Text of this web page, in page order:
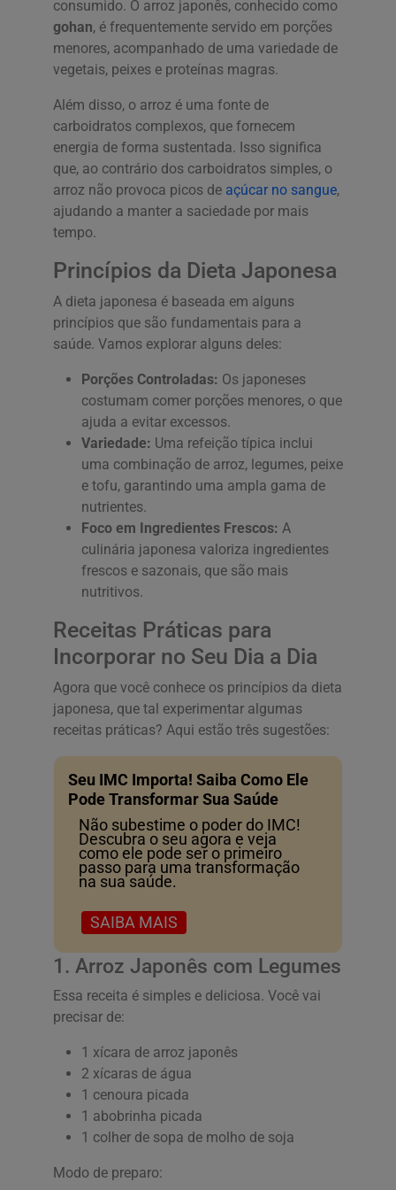
consumido. O arroz japonês, conhecido como
gohan, é frequentemente servido em porções
menores, acompanhado de uma variedade de
vegetais, peixes e proteínas magras.
Além disso, o arroz é uma fonte de
carboidratos complexos, que fornecem
energia de forma sustentada. Isso significa
que, ao contrário dos carboidratos simples, o
arroz não provoca picos de açúcar no sangue,
ajudando a manter a saciedade por mais
tempo.
Princípios da Dieta Japonesa
A dieta japonesa é baseada em alguns
princípios que são fundamentais para a
saúde. Vamos explorar alguns deles:
Porções Controladas: Os japoneses
costumam comer porções menores, o que
ajuda a evitar excessos.
Variedade: Uma refeição típica inclui
uma combinação de arroz, legumes, peixe
e tofu, garantindo uma ampla gama de
nutrientes.
Foco em Ingredientes Frescos: A
culinária japonesa valoriza ingredientes
frescos e sazonais, que são mais
nutritivos.
Receitas Práticas para
Incorporar no Seu Dia a Dia
Agora que você conhece os princípios da dieta
japonesa, que tal experimentar algumas
receitas práticas? Aqui estão três sugestões:
Seu IMC Importa! Saiba Como Ele
Pode Transformar Sua Saúde
Não subestime o poder do IMC!
Descubra o seu agora e veja
como ele pode ser o primeiro
passo para uma transformação
na sua saúde.
SAIBA MAIS
1. Arroz Japonês com Legumes
Essa receita é simples e deliciosa. Você vai
precisar de:
1 xícara de arroz japonês
2 xícaras de água
1 cenoura picada
1 abobrinha picada
1 colher de sopa de molho de soja
Modo de preparo: